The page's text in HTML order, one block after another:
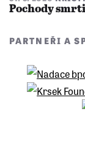
Pochody
PARTNEŘI A